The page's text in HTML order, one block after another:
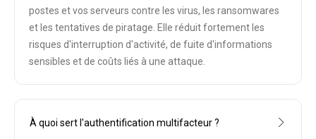
postes et vos serveurs contre les virus, les ransomwares
et les tentatives de piratage. Elle réduit fortement les
risques d'interruption d'activité, de fuite d'informations
sensibles et de coûts liés à une attaque.
À quoi sert l'authentification multifacteur ?